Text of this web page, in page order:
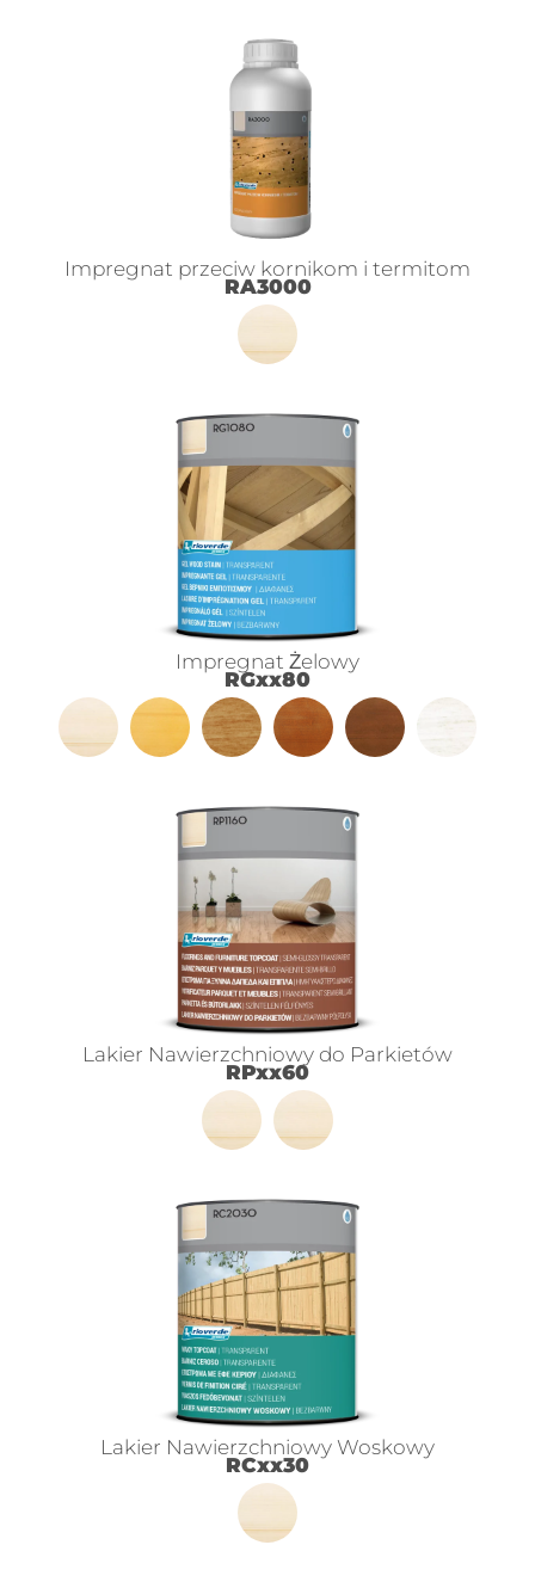
Impregnat przeciw kornikom i termitom
RA3000
Impregnat Żelowy
RGxx80
Lakier Nawierzchniowy do Parkietów
RPxx60
Lakier Nawierzchniowy Woskowy
RCxx30